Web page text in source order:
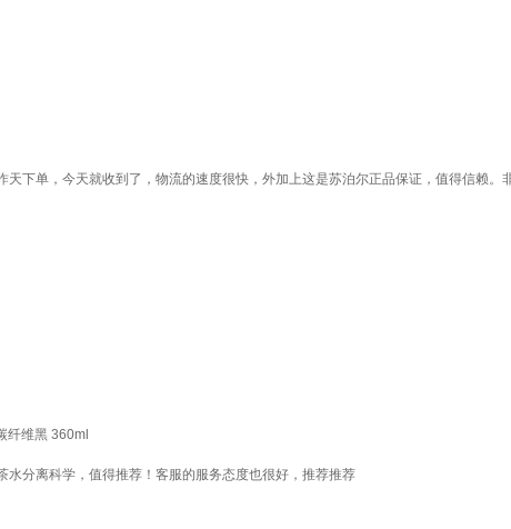
下单，今天就收到了，物流的速度很快，外加上这是苏泊尔正品保证，值得信赖。
纤维黑 360ml
分离科学，值得推荐！客服的服务态度也很好，推荐推荐